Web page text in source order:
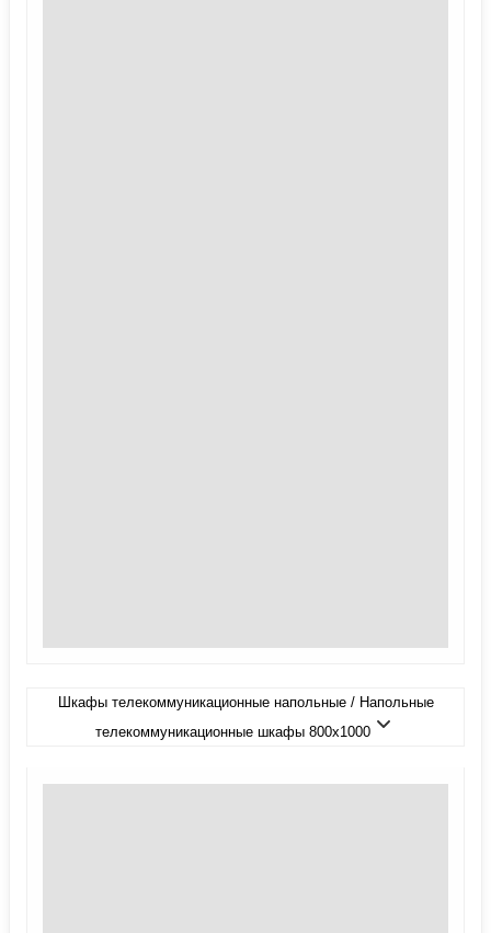
Шкафы телекоммуникационные напольные / Напольные
телекоммуникационные шкафы 800x1000